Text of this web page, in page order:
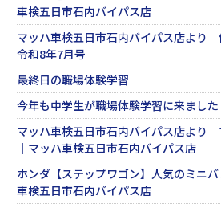
車検五日市石内バイパス店
マッハ車検五日市石内バイパス店より
令和8年7月号
最終日の職場体験学習
今年も中学生が職場体験学習に来ました
マッハ車検五日市石内バイパス店より
｜マッハ車検五日市石内バイパス店
ホンダ【ステップワゴン】人気のミニ
車検五日市石内バイパス店